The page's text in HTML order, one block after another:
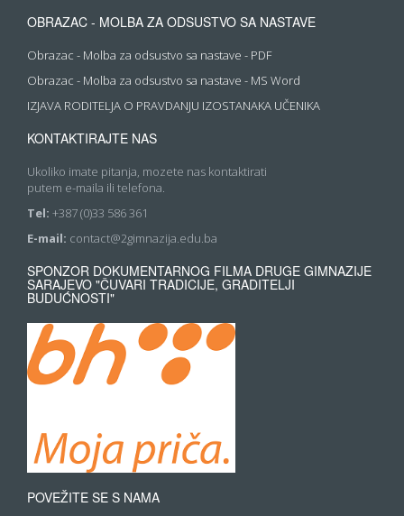
OBRAZAC - MOLBA ZA ODSUSTVO SA NASTAVE
Obrazac - Molba za odsustvo sa nastave - PDF
Obrazac - Molba za odsustvo sa nastave - MS Word
IZJAVA RODITELJA O PRAVDANJU IZOSTANAKA UČENIKA
KONTAKTIRAJTE NAS
Ukoliko imate pitanja, mozete nas kontaktirati
putem e-maila ili telefona.
Tel: +387 (0)33 586 361
E-mail: contact@2gimnazija.edu.ba
SPONZOR DOKUMENTARNOG FILMA DRUGE GIMNAZIJE
SARAJEVO "ČUVARI TRADICIJE, GRADITELJI
BUDUĆNOSTI"
POVEŽITE SE S NAMA